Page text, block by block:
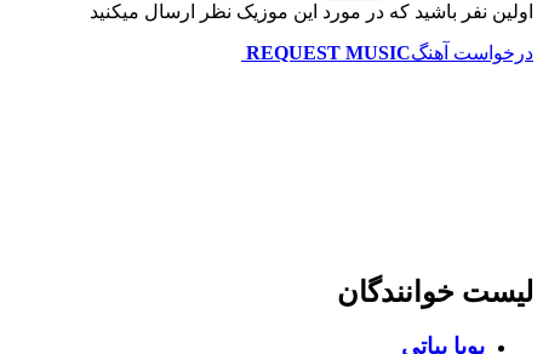
اولین نفر باشید که در مورد این موزیک نظر ارسال میکنید
درخواست آهنگREQUEST MUSIC
لیست خوانندگان
پویا بیاتی